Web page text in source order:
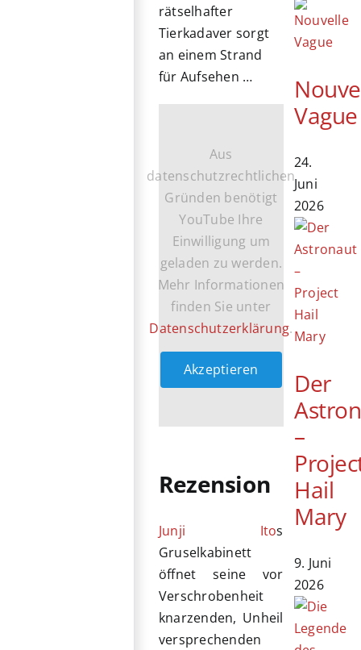
rätselhafter
Tierkadaver sorgt
an einem Strand
für Aufsehen …
Aus
datenschutzrechtlichen
Gründen benötigt
YouTube Ihre
Einwilligung um
geladen zu werden.
Mehr Informationen
finden Sie unter
Datenschutzerklärung.
Akzeptieren
Rezension
Junji Itos
Gruselkabinett
öffnet seine vor
Verschrobenheit
knarzenden, Unheil
versprechenden
Vague
24.
Juni
2026
Der
–
Hail
Mary
9. Juni
2026